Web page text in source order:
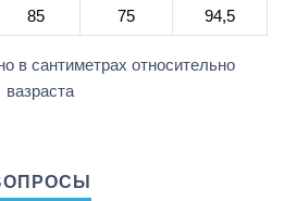
85 75 94,5
в сантиметрах относительно
вазраста